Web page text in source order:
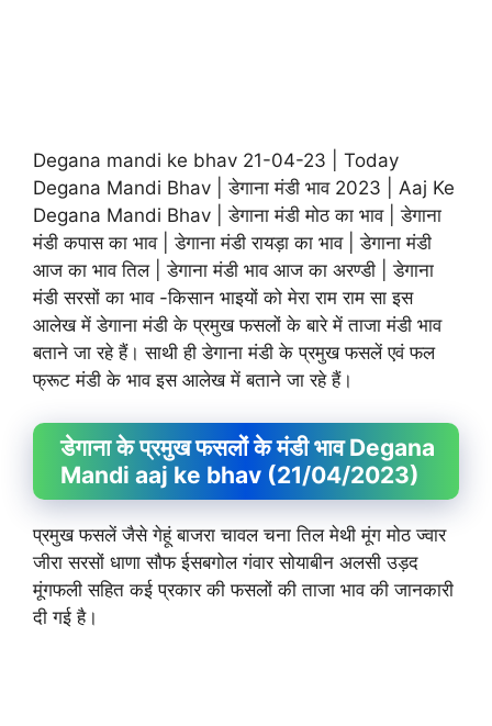
Degana mandi ke bhav 21-04-23 | Today
Degana Mandi Bhav | डेगाना मंडी भाव 2023 | Aaj Ke
Degana Mandi Bhav | डेगाना मंडी मोठ का भाव | डेगाना
मंडी कपास का भाव | डेगाना मंडी रायड़ा का भाव | डेगाना मंडी
आज का भाव तिल | डेगाना मंडी भाव आज का अरण्डी | डेगाना
मंडी सरसों का भाव -किसान भाइयों को मेरा राम राम सा इस
आलेख में डेगाना मंडी के प्रमुख फसलों के बारे में ताजा मंडी भाव
बताने जा रहे हैं। साथी ही डेगाना मंडी के प्रमुख फसलें एवं फल
फ्रूट मंडी के भाव इस आलेख में बताने जा रहे हैं।
डेगाना के प्रमुख फसलों के मंडी भाव Degana
Mandi aaj ke bhav (21/04/2023)
प्रमुख फसलें जैसे गेहूं बाजरा चावल चना तिल मेथी मूंग मोठ ज्वार
जीरा सरसों धाणा सौफ ईसबगोल गंवार सोयाबीन अलसी उड़द
मूंगफली सहित कई प्रकार की फसलों की ताजा भाव की जानकारी
दी गई है।